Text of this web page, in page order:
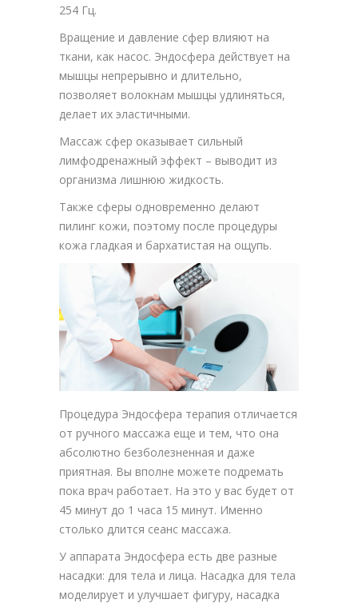
254 Гц.
Вращение и давление сфер влияют на
ткани, как насос. Эндосфера действует на
мышцы непрерывно и длительно,
позволяет волокнам мышцы удлиняться,
делает их эластичными.
Массаж сфер оказывает сильный
лимфодренажный эффект – выводит из
организма лишнюю жидкость.
Также сферы одновременно делают
пилинг кожи, поэтому после процедуры
кожа гладкая и бархатистая на ощупь.
Процедура Эндосфера терапия отличается
от ручного массажа еще и тем, что она
абсолютно безболезненная и даже
приятная. Вы вполне можете подремать
пока врач работает. На это у вас будет от
45 минут до 1 часа 15 минут. Именно
столько длится сеанс массажа.
У аппарата Эндосфера есть две разные
насадки: для тела и лица. Насадка для тела
моделирует и улучшает фигуру, насадка